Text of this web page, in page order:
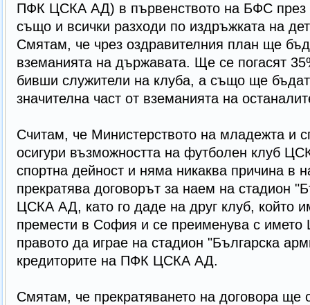
ПФК ЦСКА АД) в първенството на БФС през
също и всички разходи по издръжката на
Смятам, че чрез оздравителния план ще
вземанията на държавата. Ще се погасят
бивши служители на клуба, а също ще
значителна част от вземанията на
Считам, че Министерството на младежта и
осигури възможността на футболен клуб
спортна дейност и няма никаква причина в
прекратява договорът за наем на стадион
ЦСКА АД, като го даде на друг клуб, който
премести в София и се преименува с
правото да играе на стадион "Българска
кредиторите на ПФК ЦСКА АД.
Смятам, че прекратяването на договора ще